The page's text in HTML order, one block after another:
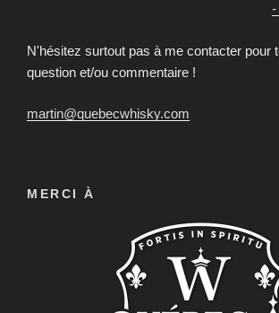
N'hésitez surtout pas à me contacter pour
question et/ou commentaire !
martin@quebecwhisky.com
MERCI À